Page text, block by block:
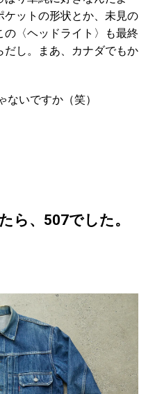
ットの形状とか、未見の
の〈ヘッドライト〉も最終
し。まあ、カナダでもか
いですか（笑）
ら、507でした。